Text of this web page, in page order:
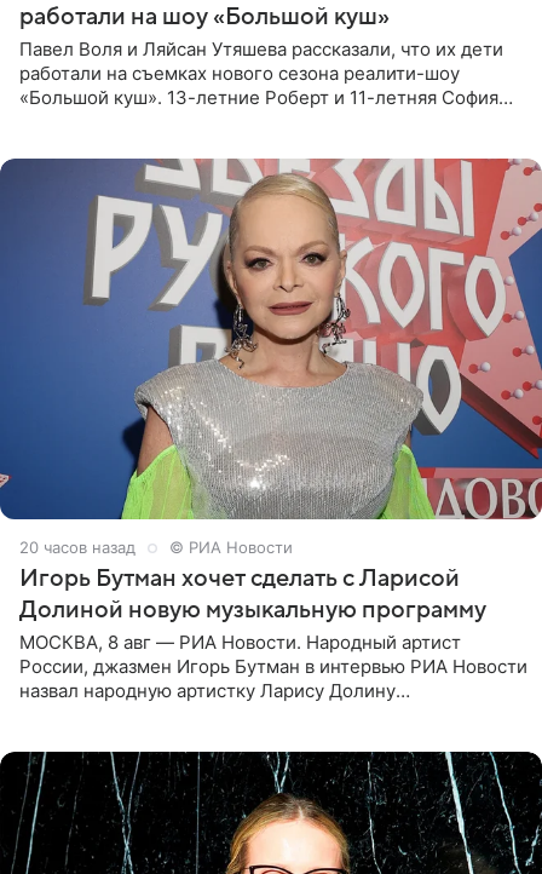
работали на шоу «Большой куш»
Павел Воля и Ляйсан Утяшева рассказали, что их дети
работали на съемках нового сезона реалити-шоу
«Большой куш». 13-летние Роберт и 11-летняя София
20 часов назад © РИА Новости
Игорь Бутман хочет сделать с Ларисой
Долиной новую музыкальную программу
МОСКВА, 8 авг — РИА Новости. Народный артист
России, джазмен Игорь Бутман в интервью РИА Новости
назвал народную артистку Ларису Долину